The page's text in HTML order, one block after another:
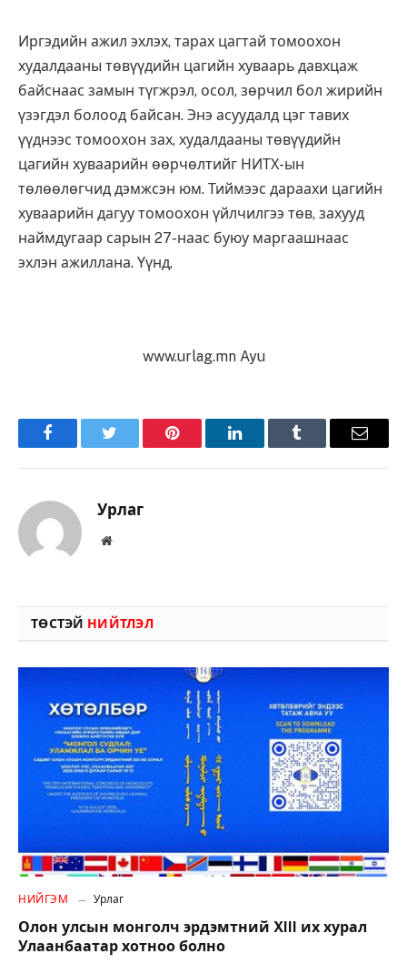
Иргэдийн ажил эхлэх, тарах цагтай томоохон
худалдааны төвүүдийн цагийн хуваарь давхцаж
байснаас замын түгжрэл, осол, зөрчил бол жирийн
үзэгдэл болоод байсан. Энэ асуудалд цэг тавих
үүднээс томоохон зах, худалдааны төвүүдийн
цагийн хуваарийн өөрчөлтийг НИТХ-ын
төлөөлөгчид дэмжсэн юм. Тиймээс дараахи цагийн
хуваарийн дагуу томоохон үйлчилгээ төв, захууд
наймдугаар сарын 27-наас буюу маргаашнаас
эхлэн ажиллана. Үүнд,
www.urlag.mn Ayu
FacebookTwitter Pinterest LinkedInTumblr Имэйл
Урлаг
Вэбсайт
ТӨСТЭЙ НИЙТЛЭЛ
НИЙГЭМ Урлаг
Олон улсын монголч эрдэмтний XIII их хурал
Улаанбаатар хотноо болно